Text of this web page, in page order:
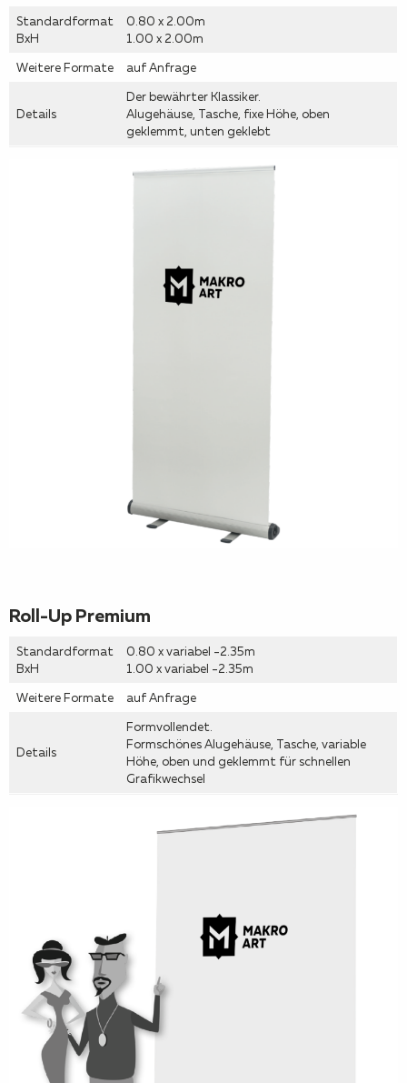
Standardformat
BxH
0.80 x 2.00m
1.00 x 2.00m
Weitere Formate
auf Anfrage
Details
Der bewährter Klassiker.
Alugehäuse, Tasche, fixe Höhe, oben
geklemmt, unten geklebt
Roll-Up Premium
Standardformat
BxH
0.80 x variabel -2.35m
1.00 x variabel -2.35m
Weitere Formate
auf Anfrage
Details
Formvollendet.
Formschönes Alugehäuse, Tasche, variable
Höhe, oben und geklemmt für schnellen
Grafikwechsel